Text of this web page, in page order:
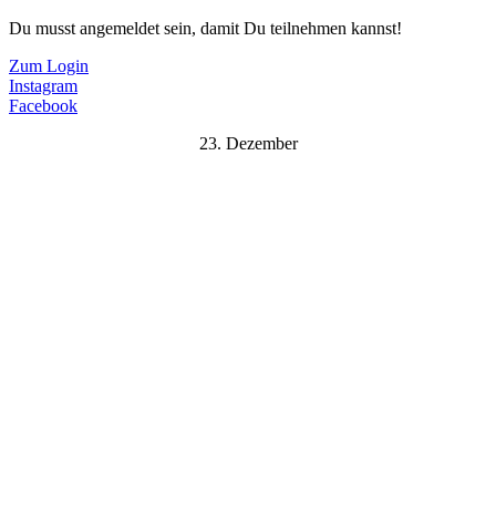
Du musst angemeldet sein, damit Du teilnehmen kannst!
Zum Login
Instagram
Facebook
23. Dezember